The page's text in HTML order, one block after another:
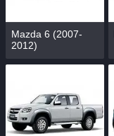
Mazda 6 (2007-
2012)